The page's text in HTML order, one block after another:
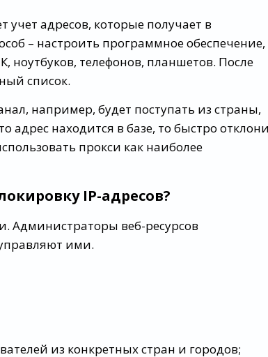
учет адресов, которые получает в
– настроить программное обеспечение,
ноутбуков, телефонов, планшетов. После
список.
например, будет поступать из страны,
адрес находится в базе, то быстро
прокси как наиболее
IP-адресов?
Администраторы веб-ресурсов
ими.
из конкретных стран и городов;